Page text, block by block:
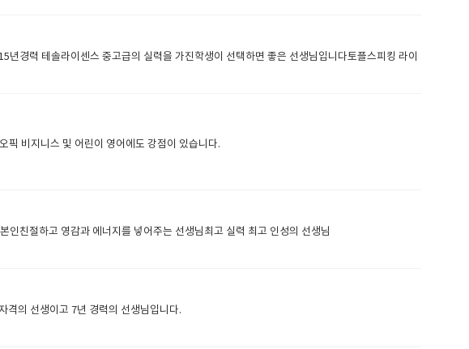
경력 테솔라이센스 중고급의 실력을 가진학생이 선택하면 좋은 선생님입니다토플스피킹 라이
픽 비지니스 및 어린이 영어에도 강점이 있습니다.
친절하고 영감과 에너지를 넣어주는 선생님최고 실력 최고 인성의 선생님
격의 선생이고 7년 경력의 선생님입니다.